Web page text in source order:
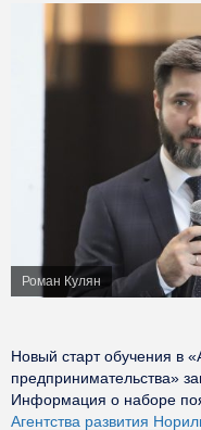
Роман Кулян
Новый старт обучения в
предпринимательства»
Информация о наборе
Агентства развития